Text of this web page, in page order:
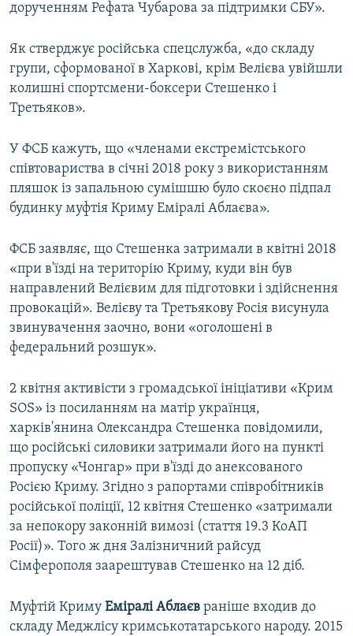
дорученням Рефата Чубарова за підтримки СБУ».
Як стверджує російська спецслужба, «до складу
групи, сформованої в Харкові, крім Велієва увійшли
колишні спортсмени-боксери Стешенко і
Третьяков».
У ФСБ кажуть, що «членами екстремістського
співтовариства в січні 2018 року з використанням
пляшок із запальною сумішшю було скоєно підпал
будинку муфтія Криму Еміралі Аблаєва».
ФСБ заявляє, що Стешенка затримали в квітні 2018
«при в'їзді на територію Криму, куди він був
направлений Велієвим для підготовки і здійснення
провокацій». Велієву та Третьякову Росія висунула
звинувачення заочно, вони «оголошені в
федеральний розшук».
2 квітня активісти з громадської ініціативи «Крим
SOS» із посиланням на матір українця,
харків'янина Олександра Стешенка повідомили,
що російські силовики затримали його на пункті
пропуску «Чонгар» при в'їзді до анексованого
Росією Криму. Згідно з рапортами співробітників
російської поліції, 12 квітня Стешенко «затримали
за непокору законній вимозі (стаття 19.3 КоАП
Росії)». Того ж дня Залізничний райсуд
Сімферополя заарештував Стешенко на 12 діб.
Муфтій Криму Еміралі Аблаєв раніше входив до
складу Меджлісу кримськотатарського народу. 2015